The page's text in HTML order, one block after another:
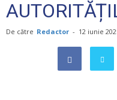
De către Redactor - 12 iunie